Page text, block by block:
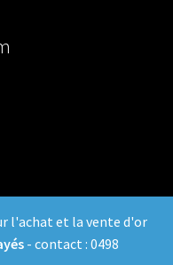
l'achat et la vente d'or
- contact : 0498